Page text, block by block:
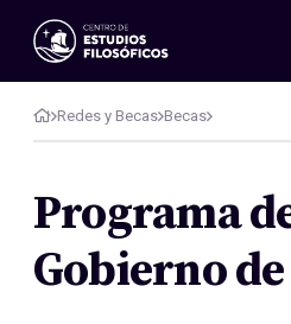
Eventos
Novedades
Investigación
Publicaciones
Galería
Redes y Becas Becas
Programa
Gobierno